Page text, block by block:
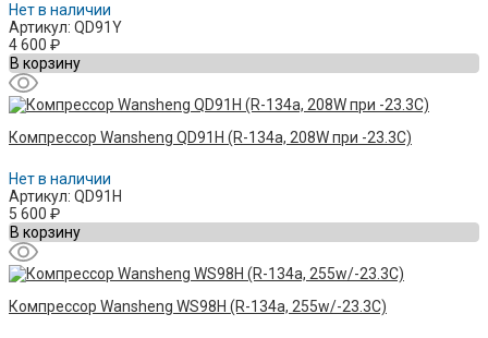
Нет в наличии
Артикул: QD91Y
4 600 ₽
В корзину
Компрессор Wansheng QD91H (R-134a, 208W при -23.3C)
Нет в наличии
Артикул: QD91H
5 600 ₽
В корзину
Компрессор Wansheng WS98H (R-134а, 255w/-23.3C)